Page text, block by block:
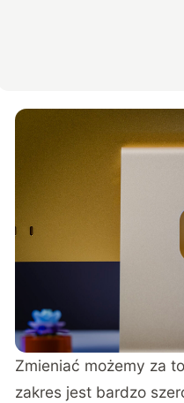
Zmieniać możemy za
zakres jest bardzo